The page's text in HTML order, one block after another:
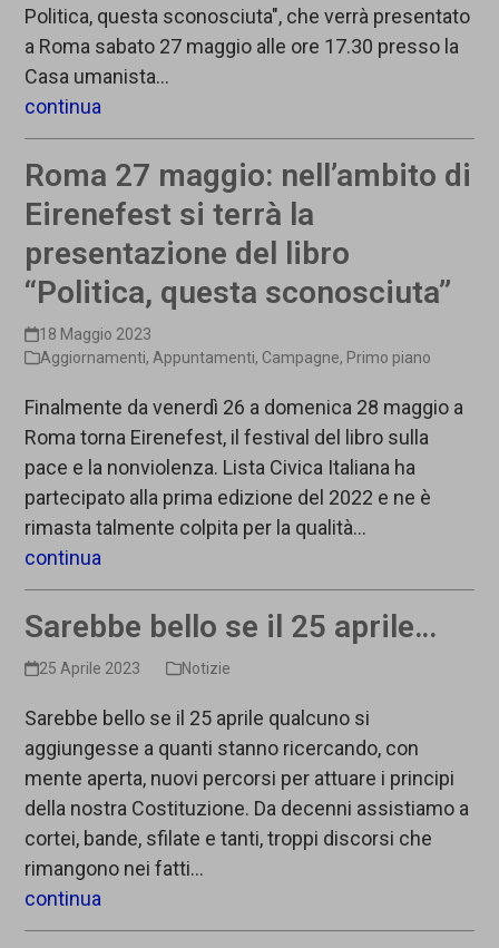
Politica, questa sconosciuta", che verrà presentato
a Roma sabato 27 maggio alle ore 17.30 presso la
Casa umanista…
continua
Roma 27 maggio: nell’ambito di
Eirenefest si terrà la
presentazione del libro
“Politica, questa sconosciuta”
18 Maggio 2023
Aggiornamenti,Appuntamenti, Campagne, Primo piano
Finalmente da venerdì 26 a domenica 28 maggio a
Roma torna Eirenefest, il festival del libro sulla
pace e la nonviolenza. Lista Civica Italiana ha
partecipato alla prima edizione del 2022 e ne è
rimasta talmente colpita per la qualità…
continua
Sarebbe bello se il 25 aprile…
25 Aprile 2023 Notizie
Sarebbe bello se il 25 aprile qualcuno si
aggiungesse a quanti stanno ricercando, con
mente aperta, nuovi percorsi per attuare i principi
della nostra Costituzione. Da decenni assistiamo a
cortei, bande, sfilate e tanti, troppi discorsi che
rimangono nei fatti…
continua